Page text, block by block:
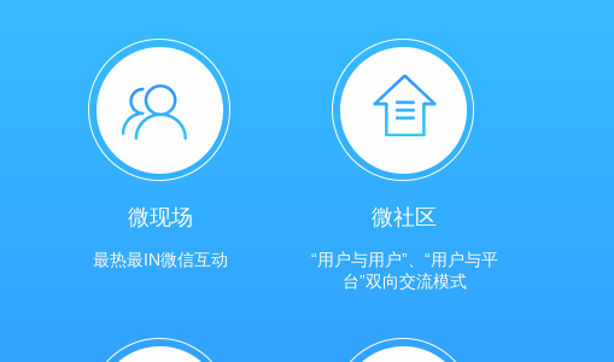
微现场
最热最IN微信互动
微社区
“用户与用户”、“用户与平
台”双向交流模式